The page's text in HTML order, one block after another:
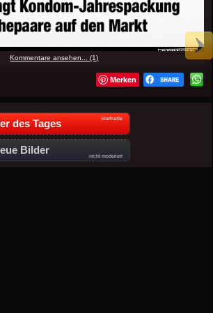
Kommentare ansehen... (1)
Merken
des Tages Startseite
Bilder
nicht moderiert